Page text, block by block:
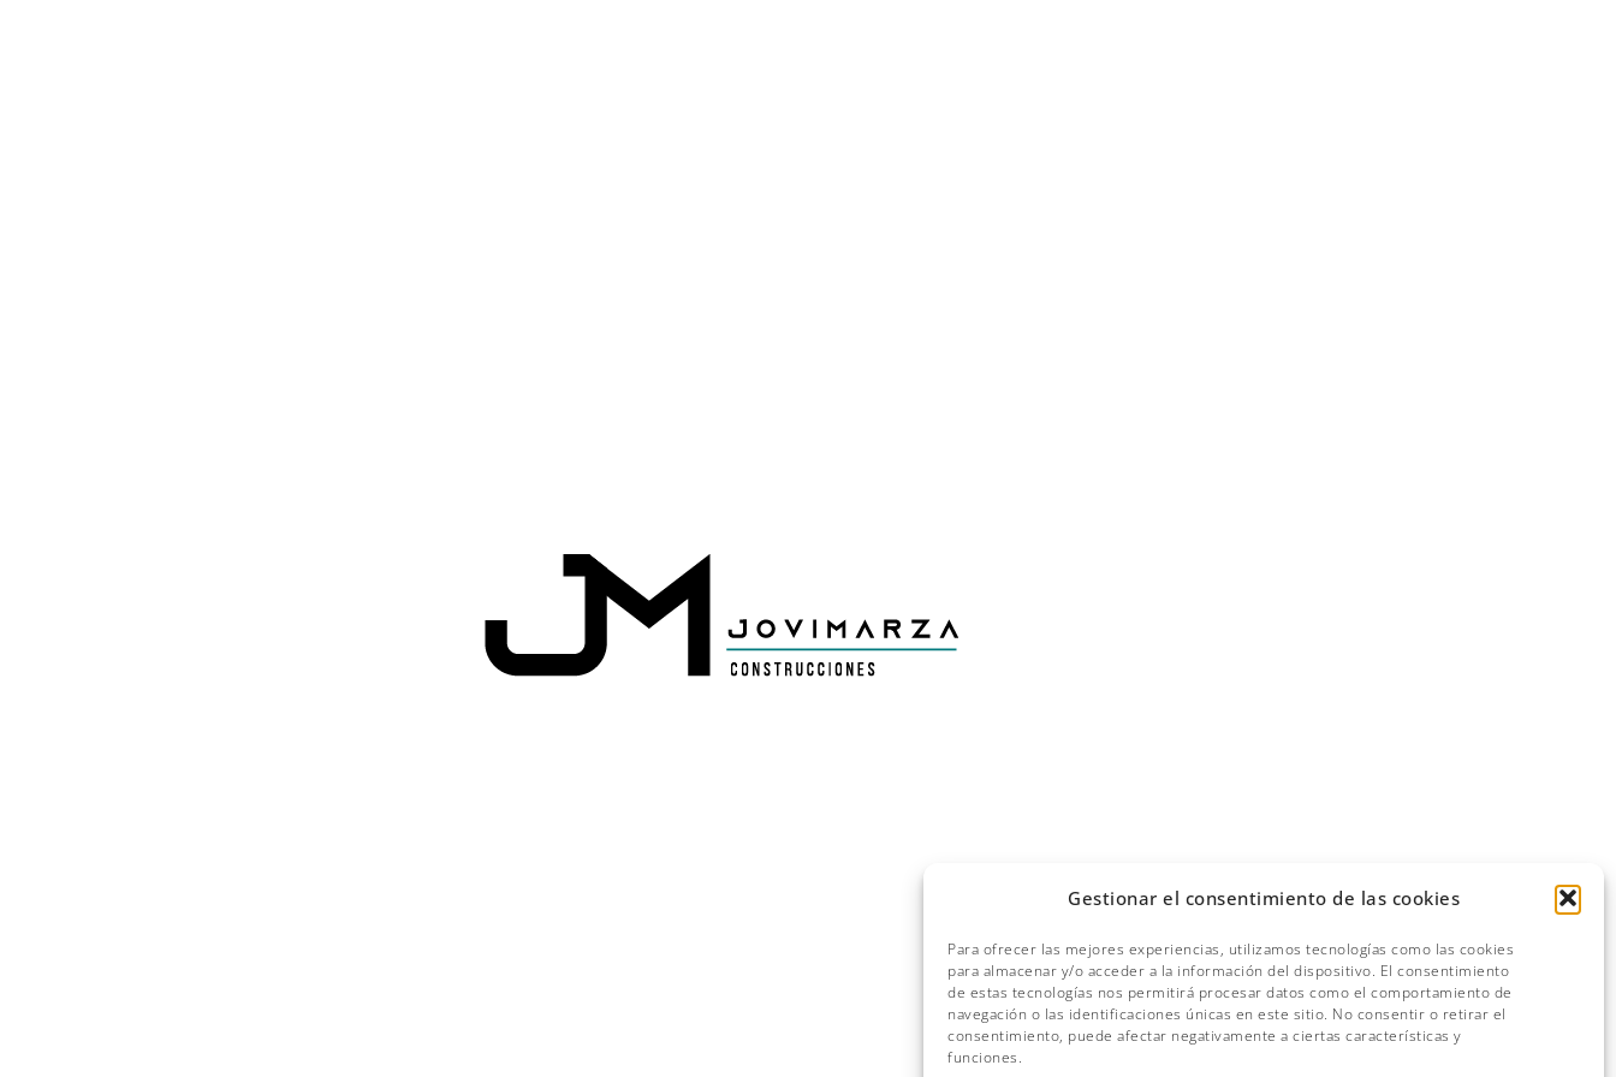
Gestionar el consentimiento de las cookies
Para ofrecer las mejores experiencias, utilizamos tecnologías como las cookies
para almacenar y/o acceder a la información del dispositivo. El consentimiento
de estas tecnologías nos permitirá procesar datos como el comportamiento de
navegación o las identificaciones únicas en este sitio. No consentir o retirar el
consentimiento, puede afectar negativamente a ciertas características y
funciones.